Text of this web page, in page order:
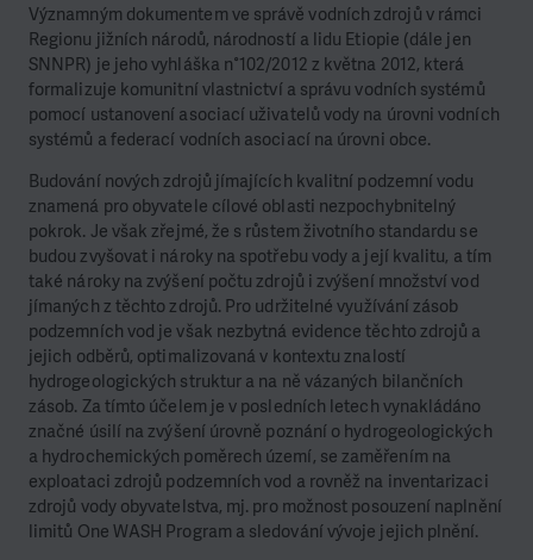
Významným dokumentem ve správě vodních zdrojů v rámci
Regionu jižních národů, národností a lidu Etiopie (dále jen
SNNPR) je jeho vyhláška n°102/2012 z května 2012, která
formalizuje komunitní vlastnictví a správu vodních systémů
pomocí ustanovení asociací uživatelů vody na úrovni vodních
systémů a federací vodních asociací na úrovni obce.
Budování nových zdrojů jímajících kvalitní podzemní vodu
znamená pro obyvatele cílové oblasti nezpochybnitelný
pokrok. Je však zřejmé, že s růstem životního standardu se
budou zvyšovat i nároky na spotřebu vody a její kvalitu, a tím
také nároky na zvýšení počtu zdrojů i zvýšení množství vod
jímaných z těchto zdrojů. Pro udržitelné využívání zásob
podzemních vod je však nezbytná evidence těchto zdrojů a
jejich odběrů, optimalizovaná v kontextu znalostí
hydrogeologických struktur a na ně vázaných bilančních
zásob. Za tímto účelem je v posledních letech vynakládáno
značné úsilí na zvýšení úrovně poznání o hydrogeologických
a hydrochemických poměrech území, se zaměřením na
exploataci zdrojů podzemních vod a rovněž na inventarizaci
zdrojů vody obyvatelstva, mj. pro možnost posouzení naplnění
limitů One WASH Program a sledování vývoje jejich plnění.